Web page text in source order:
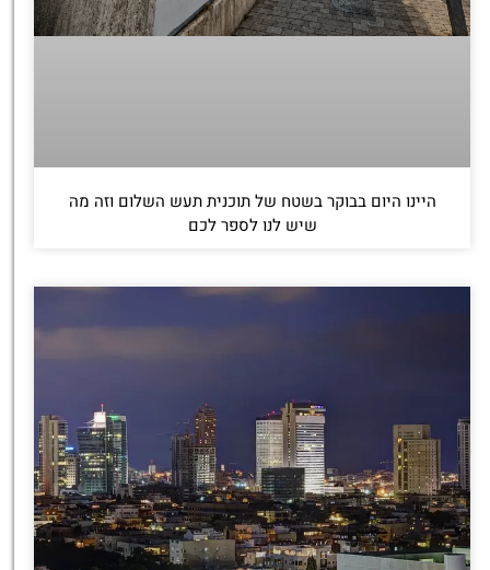
היינו היום בבוקר בשטח של תוכנית תעש השלום וזה מה
שיש לנו לספר לכם